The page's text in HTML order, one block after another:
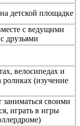
детской площадке
с ведущими
друзьями
велосипедах и
роликах (изучение
своими
играть в игры